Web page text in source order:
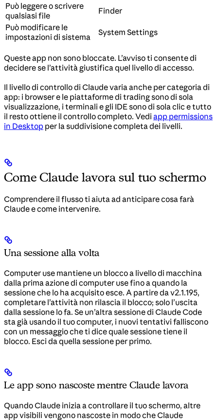
Può leggere o scrivere
qualsiasi file
Finder
Può modificare le
impostazioni di sistema
System Settings
Queste app non sono bloccate. L’avviso ti consente di
decidere se l’attività giustifica quel livello di accesso.
Il livello di controllo di Claude varia anche per categoria di
app: i browser e le piattaforme di trading sono di sola
visualizzazione, i terminali e gli IDE sono di sola clic e tutto
il resto ottiene il controllo completo. Vedi app permissions
in Desktop per la suddivisione completa dei livelli.
Come Claude lavora sul tuo schermo
Comprendere il flusso ti aiuta ad anticipare cosa farà
Claude e come intervenire.
Una sessione alla volta
Computer use mantiene un blocco a livello di macchina
dalla prima azione di computer use fino a quando la
sessione che lo ha acquisito esce. A partire da v2.1.195,
completare l’attività non rilascia il blocco; solo l’uscita
dalla sessione lo fa. Se un’altra sessione di Claude Code
sta già usando il tuo computer, i nuovi tentativi falliscono
con un messaggio che ti dice quale sessione tiene il
blocco. Esci da quella sessione per primo.
Le app sono nascoste mentre Claude lavora
Quando Claude inizia a controllare il tuo schermo, altre
app visibili vengono nascoste in modo che Claude